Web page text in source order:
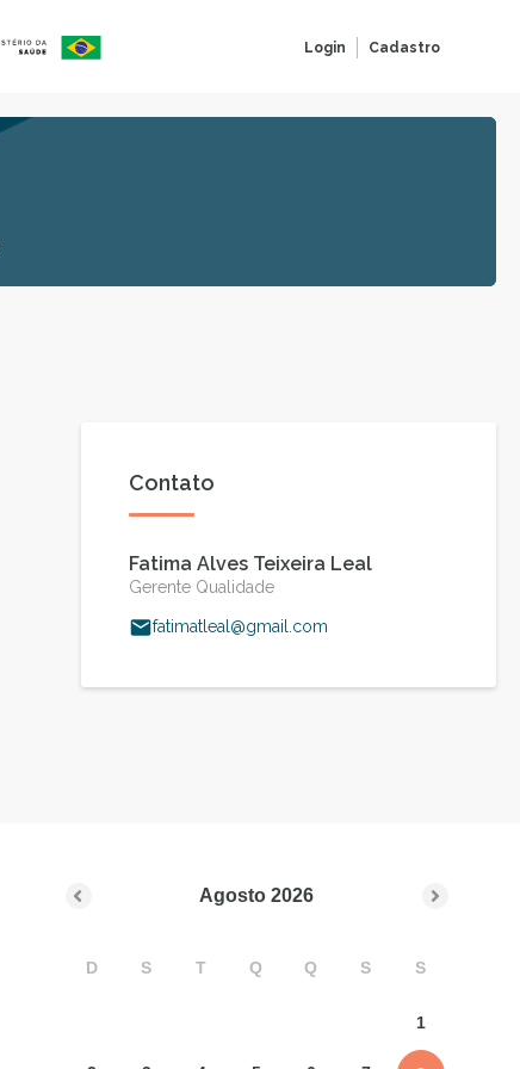
Login Cadastro
Contato
Fatima Alves Teixeira Leal
Gerente Qualidade
fatimatleal@gmail.com
Agosto 2026
D S T Q Q S S
1